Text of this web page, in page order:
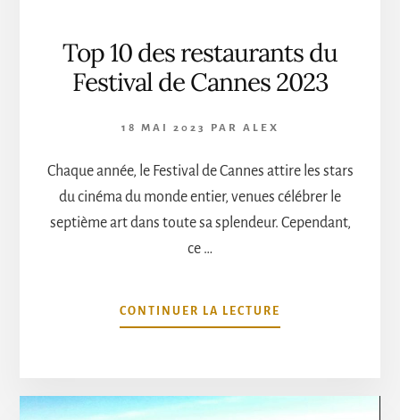
Top 10 des restaurants du
Festival de Cannes 2023
18 MAI 2023 PAR ALEX
Chaque année, le Festival de Cannes attire les stars
du cinéma du monde entier, venues célébrer le
septième art dans toute sa splendeur. Cependant,
ce …
CONTINUER LA LECTURE
PROPOSTOP